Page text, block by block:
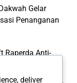
Gelar
Penanganan
Raperda Anti-
Balad
deliver